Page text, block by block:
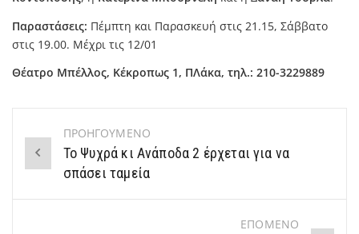
Παραστάσεις: Πέμπτη και Παρασκευή στις 21.15, Σάββατο
στις 19.00. Μέχρι τις 12/01
Θέατρο Μπέλλος, Κέκροπως 1, ΠΛάκα, τηλ.: 210-3229889
Post
navigation
ΠΡΟΗΓΟΥΜΕΝΟ
Το Ψυχρά κι Ανάποδα 2 έρχεται για να
σπάσει ταμεία
ΕΠΟΜΕΝΟ